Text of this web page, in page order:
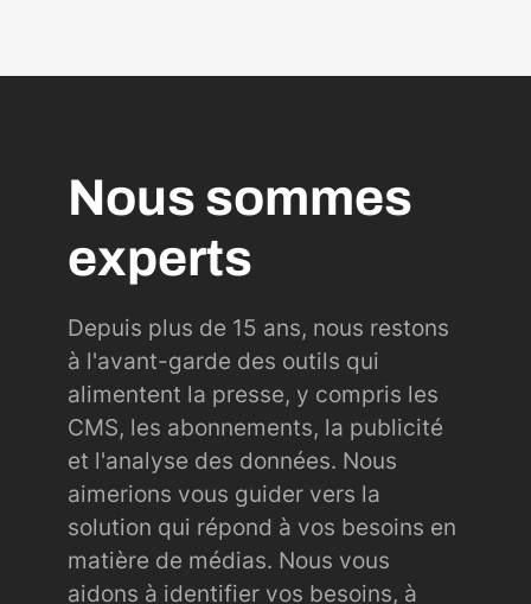
Nous sommes
experts
Depuis plus de 15 ans, nous restons
à l'avant-garde des outils qui
alimentent la presse, y compris les
CMS, les abonnements, la publicité
et l'analyse des données. Nous
aimerions vous guider vers la
solution qui répond à vos besoins en
matière de médias. Nous vous
aidons à identifier vos besoins, à